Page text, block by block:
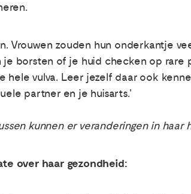
Vrouwen zouden hun onderkantje
borsten of je huid checken op rare
vulva. Leer jezelf daar ook
partner en je huisarts.'
kunnen er veranderingen in haar
over haar gezondheid: